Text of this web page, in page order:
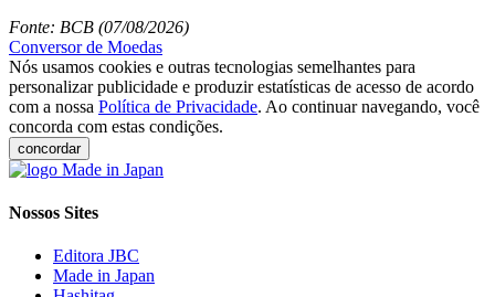
Fonte: BCB (07/08/2026)
Conversor de Moedas
Nós usamos cookies e outras tecnologias semelhantes para
personalizar publicidade e produzir estatísticas de acesso de acordo
com a nossa Política de Privacidade. Ao continuar navegando, você
concorda com estas condições.
concordar
Nossos Sites
Editora JBC
Made in Japan